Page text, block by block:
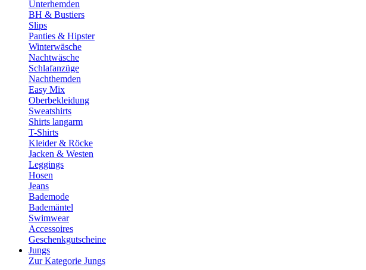
Unterhemden
BH & Bustiers
Slips
Panties & Hipster
Winterwäsche
Nachtwäsche
Schlafanzüge
Nachthemden
Easy Mix
Oberbekleidung
Sweatshirts
Shirts langarm
T-Shirts
Kleider & Röcke
Jacken & Westen
Leggings
Hosen
Jeans
Bademode
Bademäntel
Swimwear
Accessoires
Geschenkgutscheine
Jungs
Zur Kategorie Jungs